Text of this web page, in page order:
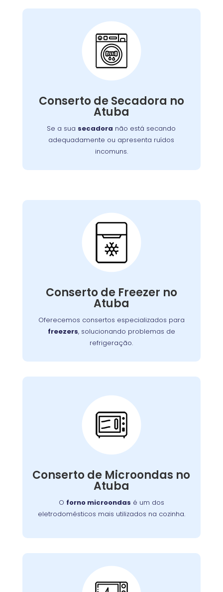
Conserto de Secadora no
Atuba
Se a sua secadora não está secando
adequadamente ou apresenta ruídos
incomuns.
Conserto de Secadora:
e corrigir o problema, garantindo o
funcionamento eficiente do aparelho.
Conserto de Freezer no
Atuba
Oferecemos consertos especializados para
freezers, solucionando problemas de
refrigeração.
Conserto de Freezer:
Nossos especialistas estão prontos para
ou componentes elétricos, garantindo o
congelamento adequada dos alimentos.
Conserto de Microondas no
Atuba
O forno microondas é um dos
eletrodomésticos mais utilizados na cozinha.
Conserto de
Microondas:
Se o seu aparelho apresenta problemas como
equipe está preparada para consertá-lo com
eficiência, garantindo sua funcionalidade no